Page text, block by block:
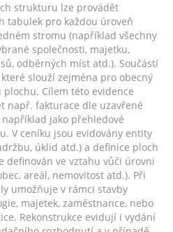
strukturu lze provádět
tabulek pro každou úroveň
stromu (například všechny
společnosti, majetku,
odběrných míst atd.). Součástí
slouží zejména pro obecný
Cílem této evidence
např. fakturace dle uzavřené
jako přehledové
V ceníku jsou evidovány entity
úklid atd.) a definice ploch
definován ve vztahu vůči úrovni
areál, nemovitost atd.). Při
umožňuje v rámci stavby
majetek, zaměstnance, nebo
Rekonstrukce evidují i vydání